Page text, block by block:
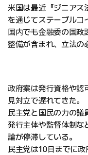
米国は最近『ジニアス
を通じてステーブルコ
国内でも金融委の国
整備が含まれ、立法の
政府案は発行資格や認
見対立で遅れてきた。
民主党と国民の力の議
発行主体や監督体制な
論が停滞している。
民主党は10日までに